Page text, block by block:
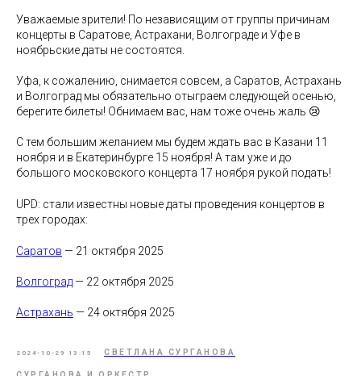
Уважаемые зрители! По независящим от группы причинам
концерты в Саратове, Астрахани, Волгограде и Уфе в
ноябрьские даты не состоятся.
Уфа, к сожалению, снимается совсем, а Саратов, Астрахань
и Волгоград мы обязательно отыграем следующей осенью,
берегите билеты! Обнимаем вас, нам тоже очень жаль 😢
С тем большим желанием мы будем ждать вас в Казани 11
ноября и в Екатеринбурге 15 ноября! А там уже и до
большого московского концерта 17 ноября рукой подать!
UPD: стали известны новые даты проведения концертов в
трех городах:
Саратов — 21 октября 2025
Волгоград— 22 октября 2025
Астрахань — 24 октября 2025
2024-10-29 13:15 СВЕТЛАНА СУРГАНОВА